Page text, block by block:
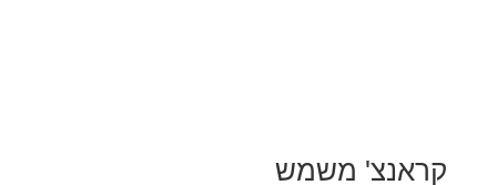
קראנצ' משמש